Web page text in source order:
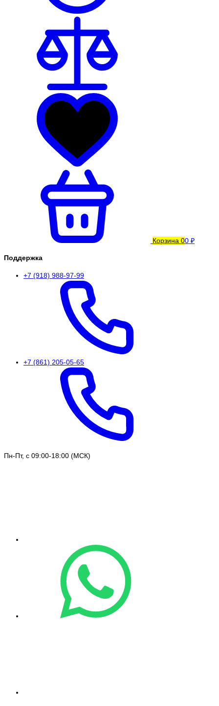
Корзина 00 ₽
Поддержка
+7 (918) 988-97-99
+7 (861) 205-05-65
Пн-Пт, с 09:00-18:00 (МСК)